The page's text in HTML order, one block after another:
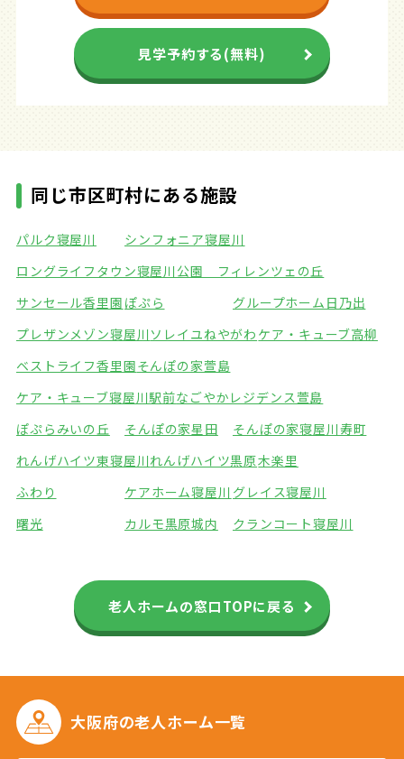
見学予約する(無料)
同じ市区町村にある施設
パルク寝屋川
シンフォニア寝屋川
ロングライフタウン寝屋川公園 フィレンツェの丘
サンセール香里園 ぽぷら
グループホーム日乃出
プレザンメゾン寝屋川 ソレイユねやがわ ケア・キューブ高柳
ベストライフ香里園そんぽの家萱島
ケア・キューブ寝屋川駅前なごやかレジデンス萱島
ぽぷらみいの丘
そんぽの家星田
そんぽの家寝屋川寿町
れんげハイツ東寝屋川れんげハイツ黒原木楽里
ふわり
ケアホーム寝屋川 グレイス寝屋川
曙光
カルモ黒原城内 クランコート寝屋川
老人ホームの窓口TOPに戻る
大阪府の老人ホーム一覧